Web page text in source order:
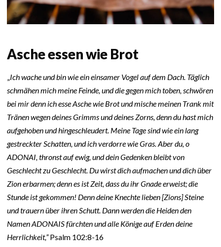
Asche essen wie Brot
„Ich wache und bin wie ein einsamer Vogel auf dem Dach. Täglich
schmähen mich meine Feinde, und die gegen mich toben, schwören
bei mir denn ich esse Asche wie Brot und mische meinen Trank mit
Tränen wegen deines Grimms und deines Zorns, denn du hast mich
aufgehoben und hingeschleudert. Meine Tage sind wie ein lang
gestreckter Schatten, und ich verdorre wie Gras. Aber du, o
ADONAI, thronst auf ewig, und dein Gedenken bleibt von
Geschlecht zu Geschlecht. Du wirst dich aufmachen und dich über
Zion erbarmen; denn es ist Zeit, dass du ihr Gnade erweist; die
Stunde ist gekommen! Denn deine Knechte lieben [Zions] Steine
und trauern über ihren Schutt. Dann werden die Heiden den
Namen ADONAIS fürchten und alle Könige auf Erden deine
Herrlichkeit,”Psalm 102:8-16